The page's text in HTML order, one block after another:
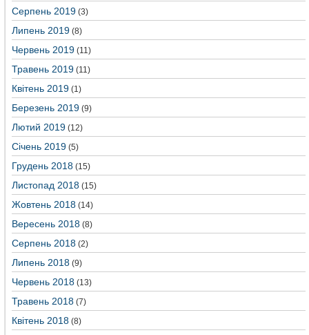
Серпень 2019 (3)
Липень 2019 (8)
Червень 2019 (11)
Травень 2019 (11)
Квітень 2019 (1)
Березень 2019 (9)
Лютий 2019 (12)
Січень 2019 (5)
Грудень 2018 (15)
Листопад 2018 (15)
Жовтень 2018 (14)
Вересень 2018 (8)
Серпень 2018 (2)
Липень 2018 (9)
Червень 2018 (13)
Травень 2018 (7)
Квітень 2018 (8)